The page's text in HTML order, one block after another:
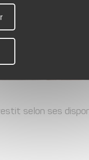
selon ses